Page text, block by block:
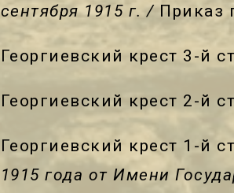
сентября 1915 г. /Приказ
Георгиевский крест 3-й
Георгиевский крест 2-й
Георгиевский крест 1-й
1915 года от Имени